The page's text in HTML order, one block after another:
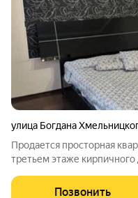
улица Богдана
Продается просторная
третьем этаже
качественных домов в
Позвонить